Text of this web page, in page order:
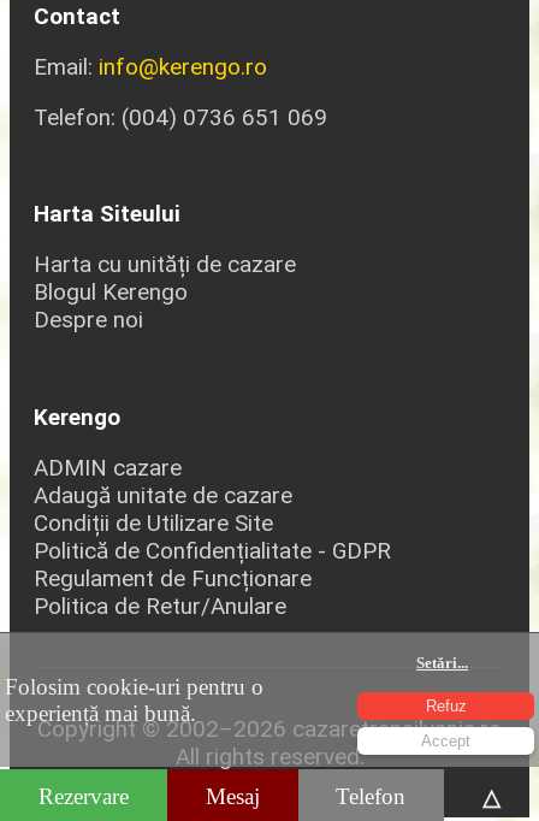
Rezervare Mesaj Telefon △
Contact
Email: info@kerengo.ro
Telefon: (004) 0736 651 069
Harta Siteului
Harta cu unități de cazare
Blogul Kerengo
Despre noi
Kerengo
ADMIN cazare
Adaugă unitate de cazare
Condiții de Utilizare Site
Politică de Confidențialitate - GDPR
Regulament de Funcționare
Politica de Retur/Anulare
Copyright © 2002–2026 cazaretransilvania.ro
All rights reserved.
Folosim cookie-uri pentru o
experiență mai bună.
Setări...
Refuz
Accept